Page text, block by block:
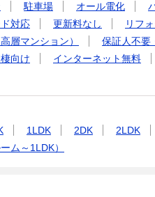
駐車場 オール電化
対応
更新料なし
リフ
層マンション）
保証人不要
向け
インターネット無料
1LDK 2DK 2LDK
ム～1LDK）